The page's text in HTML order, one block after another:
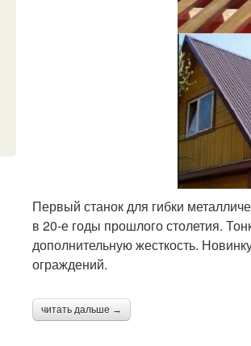
Первый станок для гибки
в 20-е годы прошлого столетия.
дополнительную жесткость.
ограждений.
читать дальше →